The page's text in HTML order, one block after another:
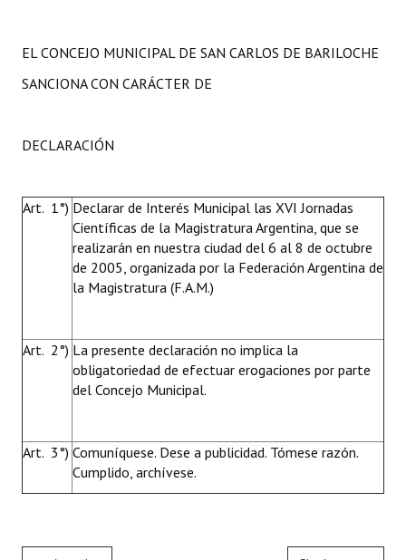
EL CONCEJO MUNICIPAL DE SAN CARLOS DE BARILOCHE
SANCIONA CON CARÁCTER DE
DECLARACIÓN
Art. 1°) Declarar de Interés Municipal las XVI Jornadas
Científicas de la Magistratura Argentina, que se
realizarán en nuestra ciudad del 6 al 8 de octubre
de 2005, organizada por la Federación Argentina de
la Magistratura (F.A.M.)
Art. 2°) La presente declaración no implica la
obligatoriedad de efectuar erogaciones por parte
del Concejo Municipal.
Art. 3°) Comuníquese. Dese a publicidad. Tómese razón.
Cumplido, archívese.